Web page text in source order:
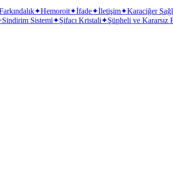
✦Hemoroit✦İfade✦İletişim✦Karaciğer
Sindirim Sistemi✦Şifacı Kristali✦Şüpheli ve Kararsız